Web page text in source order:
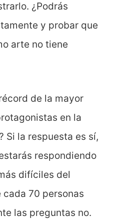
¿Podrás
y probar que
arte no tiene
de la mayor
en la
Si la respuesta es sí,
respondiendo
difíciles del
cada 70 personas
las preguntas no.